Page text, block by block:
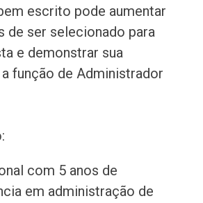
escrito pode aumentar
de ser selecionado para
e demonstrar sua
função de Administrador
com 5 anos de
em administração de